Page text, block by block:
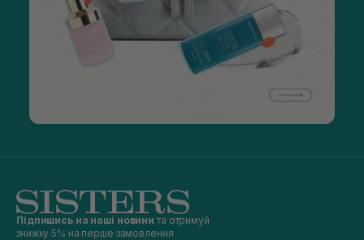
Підпишись на наші новини та отримуй
знижку 5% на перше замовлення